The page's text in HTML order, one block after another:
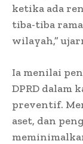
ketika ada
tiba-tiba
wilayah,”
Ia menilai
DPRD dalam
preventif.
aset, dan